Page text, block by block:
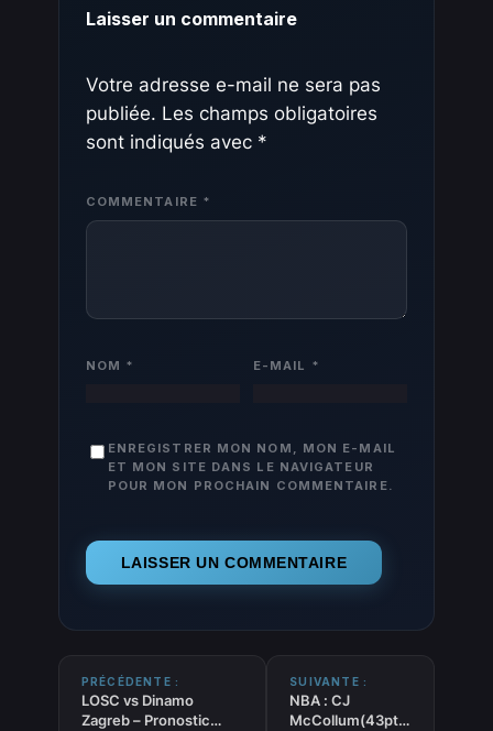
Laisser un commentaire
Votre adresse e-mail ne sera pas
publiée. Les champs obligatoires
sont indiqués avec *
COMMENTAIRE *
NOM * E-MAIL *
ENREGISTRER MON NOM, MON E-MAIL
ET MON SITE DANS LE NAVIGATEUR
POUR MON PROCHAIN COMMENTAIRE.
PRÉCÉDENTE :
LOSC vs Dinamo
Zagreb – Pronostic
SUIVANTE :
NBA : CJ
McCollum(43pts)